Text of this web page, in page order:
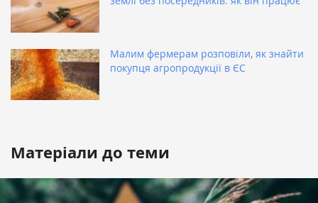
Малим фермерам розповіли, як знайти
покупця агропродукції в ЄС
Матеріали до теми